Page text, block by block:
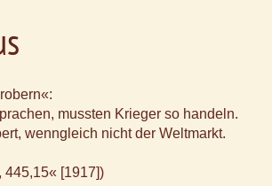
mussten Krieger so handeln.
wenngleich nicht der Weltmarkt.
445,15« [1917])